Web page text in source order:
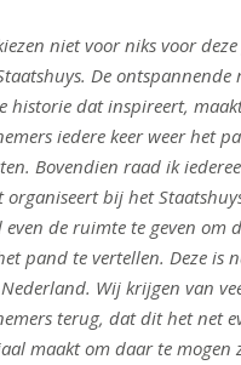
niet voor niks voor
De ontspannende
historie dat inspireert,
iedere keer weer het
Bovendien raad ik
organiseert bij het
de ruimte te geven om
pand te vertellen. Deze is
Wij krijgen van
terug, dat dit het net
maakt om daar te mogen